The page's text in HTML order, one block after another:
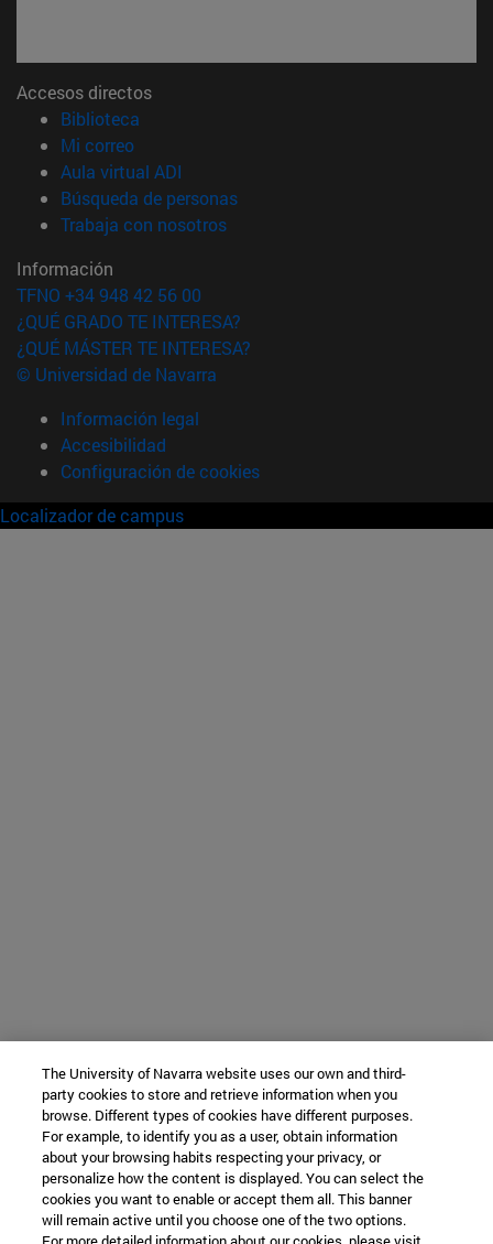
Accesos directos
Biblioteca
Mi correo(abre en nueva ventana)
Aula virtual ADI
Búsqueda de personas(abre en nueva ventana)
Trabaja con nosotros(abre en nueva ventana)
Información
TFNO +34 948 42 56 00
¿QUÉ GRADO TE INTERESA?
¿QUÉ MÁSTER TE INTERESA?
© Universidad de Navarra
Información legal
Accesibilidad
Configuración de cookies
Localizador de campus
The University of Navarra website uses our own and third-
party cookies to store and retrieve information when you
browse. Different types of cookies have different purposes.
For example, to identify you as a user, obtain information
about your browsing habits respecting your privacy, or
personalize how the content is displayed. You can select the
cookies you want to enable or accept them all. This banner
will remain active until you choose one of the two options.